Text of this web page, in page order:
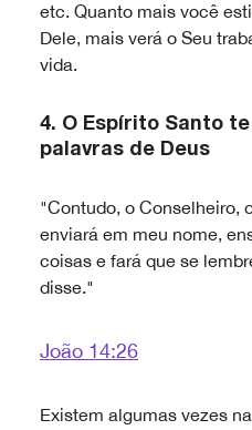
etc. Quanto mais você
Dele, mais verá o Seu
vida.
4. O Espírito Santo
palavras de Deus
"Contudo, o Conselheiro,
enviará em meu nome,
coisas e fará que se
disse."
João 14:26
Existem algumas vezes